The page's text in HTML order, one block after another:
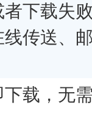
下载失
传送、
载，无